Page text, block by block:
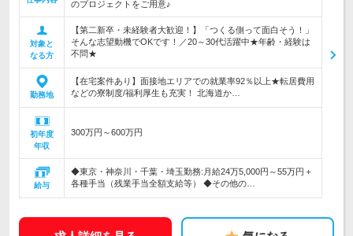
のプロジェクトをご用意♪
対象と
なる方
【第二新卒・未経験者大歓迎！】「つくる側って面白そう！」
そんな志望動機でOKです！／20～30代活躍中★年齢・経験は
不問★
勤務地
【在宅案件あり】面接地エリアでの就業率92％以上★転居費用
などの寮制度/福利厚生も充実！ 北海道か…
初年度
年収
300万円～600万円
給与
◆東京・神奈川・千葉・埼玉勤務:月給24万5,000円～55万円＋
各種手当（残業手当全額支給等） ◆その他の…